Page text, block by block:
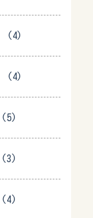
(4)
(4)
(5)
(3)
(4)